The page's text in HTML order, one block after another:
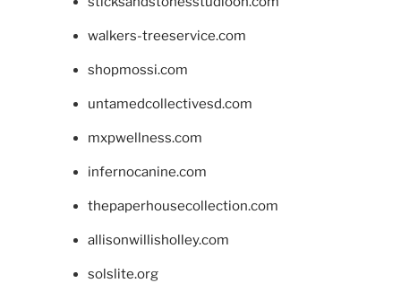
walkers-treeservice.com
shopmossi.com
untamedcollectivesd.com
mxpwellness.com
infernocanine.com
thepaperhousecollection.com
allisonwillisholley.com
solslite.org